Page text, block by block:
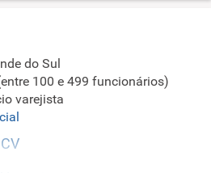
do Sul
100 e 499 funcionários)
varejista